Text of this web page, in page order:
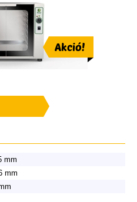
Akció!
mm
mm